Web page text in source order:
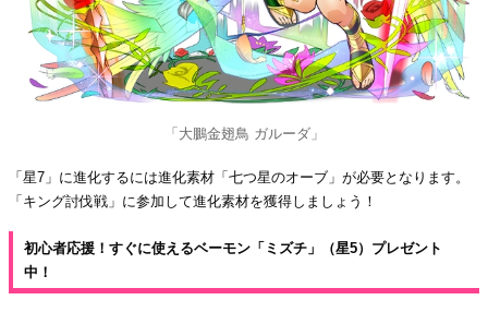
「大鵬金翅鳥 ガルーダ」
「星7」に進化するには進化素材「七つ星のオーブ」が必要となります。
「キング討伐戦」に参加して進化素材を獲得しましょう！
初心者応援！すぐに使えるベーモン「ミズチ」（星5）プレゼント
中！